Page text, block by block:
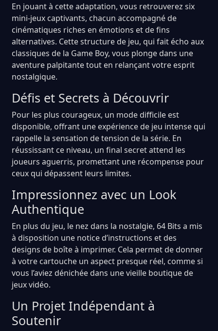
En jouant à cette adaptation, vous retrouverez six
mini-jeux captivants, chacun accompagné de
cinématiques riches en émotions et de fins
alternatives. Cette structure de jeu, qui fait écho aux
classiques de la Game Boy, vous plonge dans une
aventure palpitante tout en relançant votre esprit
nostalgique.
Défis et Secrets à Découvrir
Pour les plus courageux, un mode difficile est
disponible, offrant une expérience de jeu intense qui
rappelle la sensation de tension de la série. En
réussissant ce niveau, un final secret attend les
joueurs aguerris, promettant une récompense pour
ceux qui dépassent leurs limites.
Impressionnez avec un Look
Authentique
En plus du jeu, le nez dans la nostalgie, 64 Bits a mis
à disposition une notice d’instructions et des
designs de boîte à imprimer. Cela permet de donner
à votre cartouche un aspect presque réel, comme si
vous l’aviez dénichée dans une vieille boutique de
jeux vidéo.
Un Projet Indépendant à
Soutenir